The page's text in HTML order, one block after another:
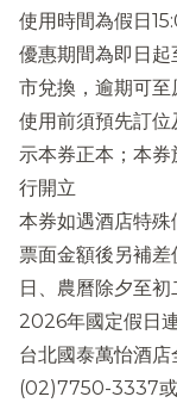
使用時間為假日
優惠期間為即日
市兌換，逾期可至
使用前須預先訂
示本券正本；本
行開立
本券如遇酒店特
票面金額後另補
日、農曆除夕至
2026年國定假日
台北國泰萬怡酒
(02)7750-3337或